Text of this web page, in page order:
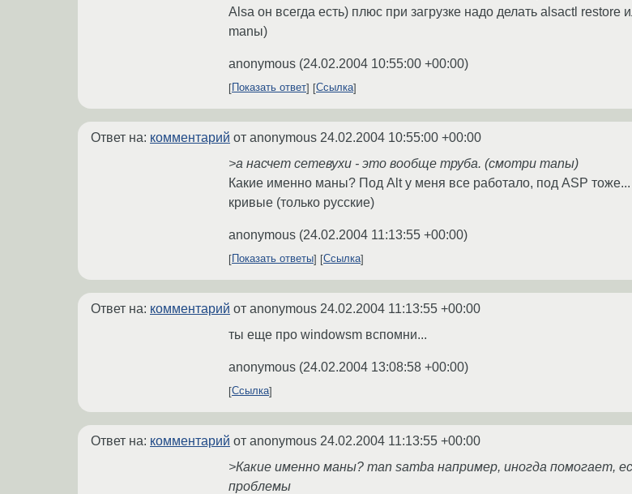
Alsa он всегда есть) плюс при загрузке надо делать alsactl
manы)
anonymous (24.02.2004 10:55:00 +00:00)
Показать ответ Ссылка
Ответ на: комментарий от anonymous 24.02.2004 10:55:00 +00:00
>а насчет сетевухи - это вообще труба. (смотри manы)
Какие именно маны? Под Alt у меня все работало, под ASP
кривые (только русские)
anonymous (24.02.2004 11:13:55 +00:00)
Показать ответы Ссылка
Ответ на: комментарий от anonymous 24.02.2004 11:13:55 +00:00
ты еще про windowsm вспомни...
anonymous (24.02.2004 13:08:58 +00:00)
Ссылка
Ответ на: комментарий от anonymous 24.02.2004 11:13:55 +00:00
>Какие именно маны? man samba например, иногда помогает,
проблемы